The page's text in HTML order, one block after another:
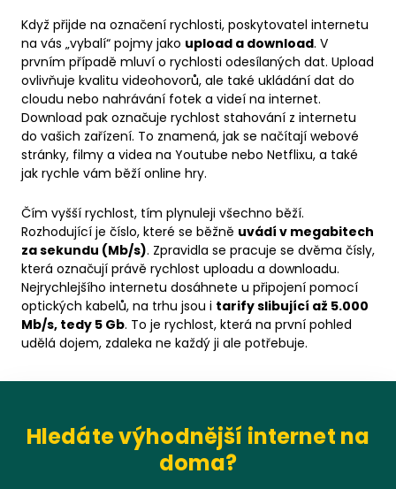
Když přijde na označení rychlosti, poskytovatel internetu
na vás „vybalí“ pojmy jako upload a download. V
prvním případě mluví o rychlosti odesílaných dat. Upload
ovlivňuje kvalitu videohovorů, ale také ukládání dat do
cloudu nebo nahrávání fotek a videí na internet.
Download pak označuje rychlost stahování z internetu
do vašich zařízení. To znamená, jak se načítají webové
stránky, filmy a videa na Youtube nebo Netflixu, a také
jak rychle vám běží online hry.
Čím vyšší rychlost, tím plynuleji všechno běží.
Rozhodující je číslo, které se běžně uvádí v megabitech
za sekundu (Mb/s). Zpravidla se pracuje se dvěma čísly,
která označují právě rychlost uploadu a downloadu.
Nejrychlejšího internetu dosáhnete u připojení pomocí
optických kabelů, na trhu jsou i tarify slibující až 5.000
Mb/s, tedy 5 Gb. To je rychlost, která na první pohled
udělá dojem, zdaleka ne každý ji ale potřebuje.
Hledáte výhodnější internet na
doma?